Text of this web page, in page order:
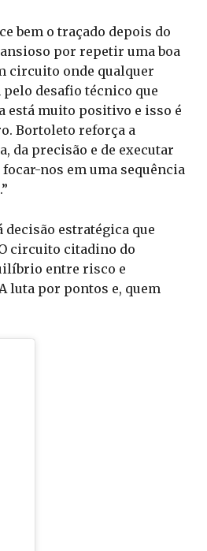
bem o traçado depois do
por repetir uma boa
circuito onde qualquer
desafio técnico que
está muito positivo e isso é
Bortoleto reforça a
da precisão e de executar
nos em uma sequência
decisão estratégica que
circuito citadino do
entre risco e
luta por pontos e, quem